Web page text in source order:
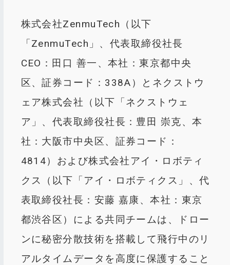
株式会社ZenmuTech（以下
「ZenmuTech」、代表取締役社長
CEO：田口 善一、本社：東京都中央
区、証券コード：338A）とネクストウ
ェア株式会社（以下「ネクストウェ
ア」、代表取締役社長：豊田 崇克、本
社：大阪市中央区、証券コード：
4814）および株式会社アイ・ロボティ
クス（以下「アイ・ロボティクス」、代
表取締役社長：安藤 嘉康、本社：東京
都渋谷区）による共同チームは、ドロー
ンに秘密分散技術を搭載して飛行中のリ
アルタイムデータを高度に保護すること